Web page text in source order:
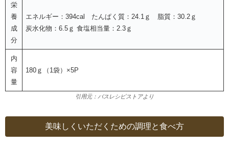
栄
養
成
分
エネルギー：394cal たんぱく質：24.1ｇ 脂質：30.2ｇ
炭水化物：6.5ｇ 食塩相当量：2.3ｇ
内
容
量
180ｇ（1袋）×5P
引用元：バスレシピストアより
美味しくいただくための調理と食べ方